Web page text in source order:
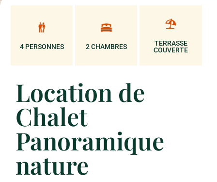
4 PERSONNES 2 CHAMBRES
TERRASSE
COUVERTE
Location de
Chalet
Panoramique
nature